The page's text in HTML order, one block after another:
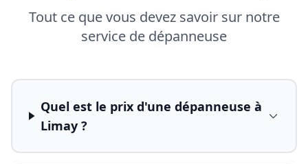
Tout ce que vous devez savoir sur notre
service de dépanneuse
Quel est le prix d'une dépanneuse à
Limay ?